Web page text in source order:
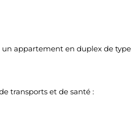
appartement en duplex de
transports et de santé :